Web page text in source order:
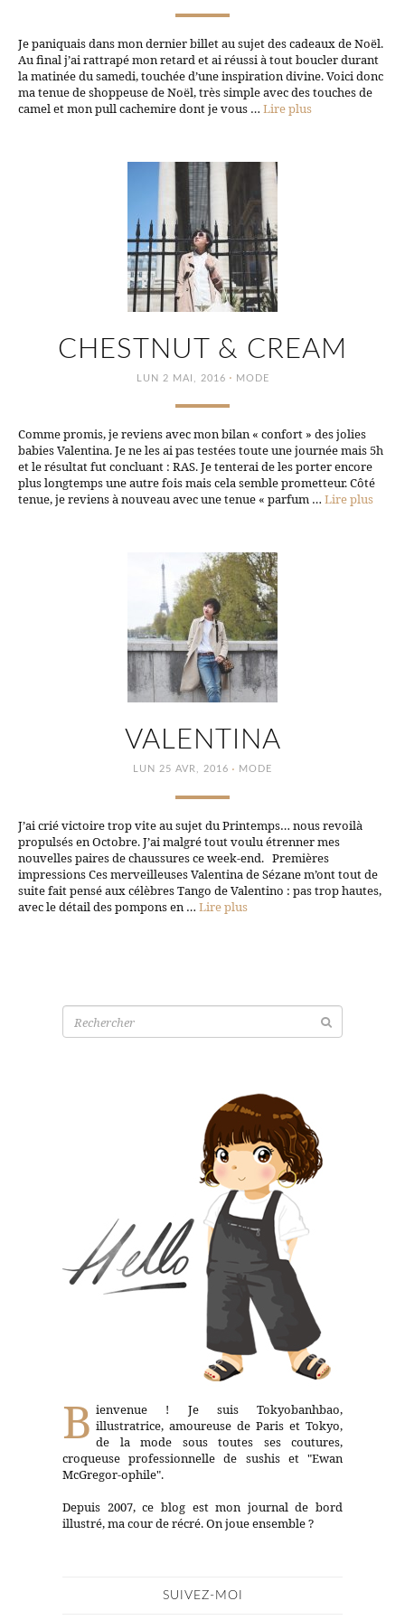
Je paniquais dans mon dernier billet au sujet des cadeaux de Noël.
Au final j’ai rattrapé mon retard et ai réussi à tout boucler durant
la matinée du samedi, touchée d’une inspiration divine. Voici donc
ma tenue de shoppeuse de Noël, très simple avec des touches de
camel et mon pull cachemire dont je vous … Lire plus
CHESTNUT & CREAM
LUN 2 MAI, 2016 · MODE
Comme promis, je reviens avec mon bilan « confort » des jolies
babies Valentina. Je ne les ai pas testées toute une journée mais 5h
et le résultat fut concluant : RAS. Je tenterai de les porter encore
plus longtemps une autre fois mais cela semble prometteur. Côté
tenue, je reviens à nouveau avec une tenue « parfum … Lire plus
VALENTINA
LUN 25 AVR, 2016 · MODE
J’ai crié victoire trop vite au sujet du Printemps… nous revoilà
propulsés en Octobre. J’ai malgré tout voulu étrenner mes
nouvelles paires de chaussures ce week-end. Premières
impressions Ces merveilleuses Valentina de Sézane m’ont tout de
suite fait pensé aux célèbres Tango de Valentino : pas trop hautes,
avec le détail des pompons en … Lire plus
Recherche
pour:
B ienvenue ! Je suis Tokyobanhbao,
illustratrice, amoureuse de Paris et Tokyo,
de la mode sous toutes ses coutures,
croqueuse professionnelle de sushis et "Ewan
McGregor-ophile".
Depuis 2007, ce blog est mon journal de bord
illustré, ma cour de récré. On joue ensemble ?
SUIVEZ-MOI